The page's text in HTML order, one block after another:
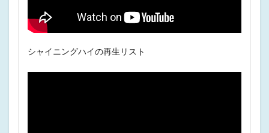
シャイニングハイの再生リスト